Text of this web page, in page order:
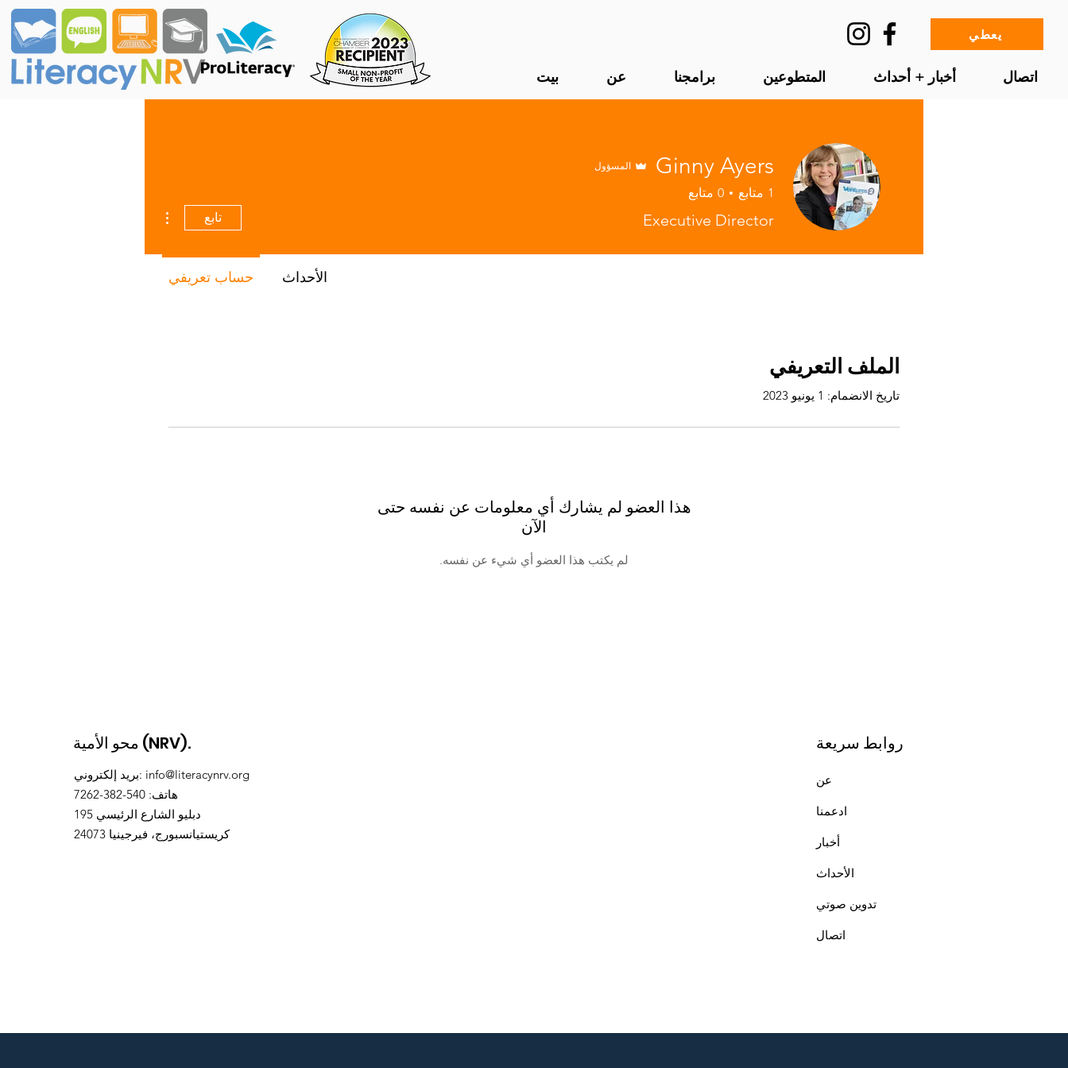
يعطي
بيت عن برامجنا المتطوعين أخبار + أحداث اتصال
الملف التعريفي
تاريخ الانضمام: 1 يونيو 2023
هذا العضو لم يشارك أي معلومات عن نفسه حتى
الآن
لم يكتب هذا العضو أي شيء عن نفسه.
Ginny Ayers المسؤول
1 متابع 0 متابع
Executive Director تابع
حساب تعريفي الأحداث
محو الأمية (NRV).
بريد إلكتروني: info@literacynrv.org
هاتف: 540-382-7262
195 دبليو الشارع الرئيسي
كريستيانسبورج، فيرجينيا 24073
روابط سريعة
عن
ادعمنا
أخبار
الأحداث
تدوين صوتي
اتصال